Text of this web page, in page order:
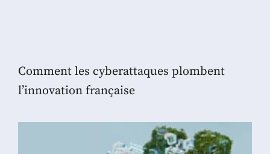
Comment les cyberattaques plombent
l’innovation française